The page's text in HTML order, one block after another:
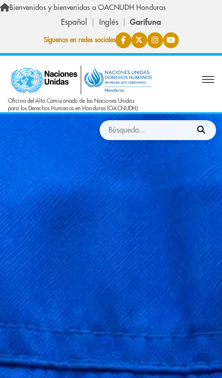
Skip to main content
Bienvenidos y bienvenidas a OACNUDH Honduras
Español Inglés Garífuna
Síguenos en redes sociales
Oficina del Alto Comisionado de las Naciones Unidas
para los Derechos Humanos en Honduras (OACNUDH)
Buscar